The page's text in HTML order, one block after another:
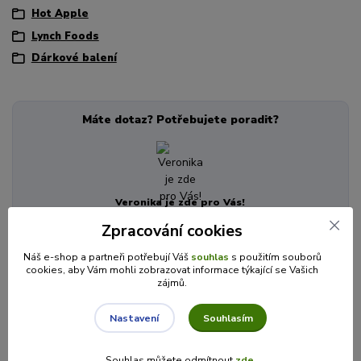
Hot Apple
Lynch Foods
Dárkové balení
Máte dotaz? Potřebujete poradit?
Veronika je zde pro Vás!
+420 725 846 639
(Po-Pá, 8-16 hod.)
info@cajecokolady.cz
Související zboží 8
Zpracování cookies
Náš e-shop a partneři potřebují Váš souhlas s použitím souborů
cookies, aby Vám mohli zobrazovat informace týkající se Vašich
zájmů.
Nastavení Souhlasím